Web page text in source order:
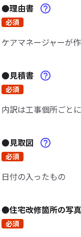
●理由書
必須
ケアマネージャーが作
●見積書
必須
内訳は工事個所ごと
●見取図
必須
日付の入ったもの
●住宅改修箇所の写真
必須